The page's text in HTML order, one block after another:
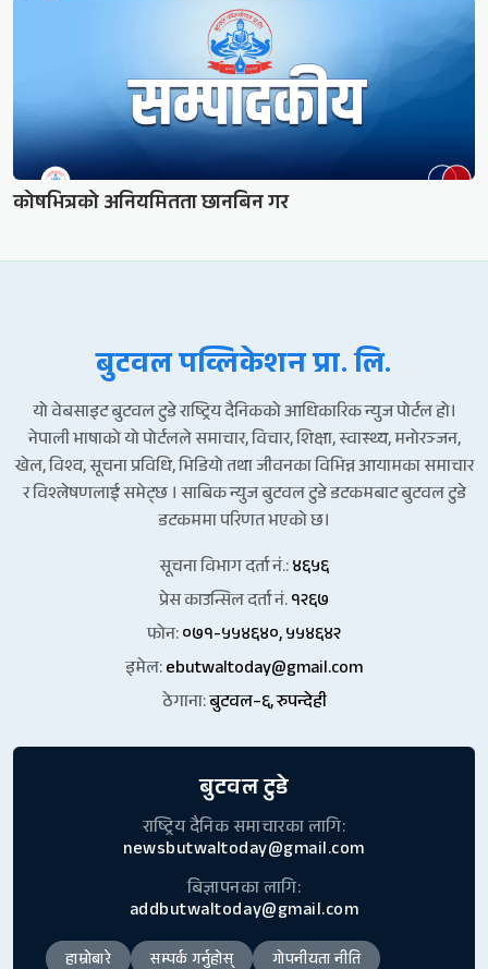
कोषभित्रको अनियमितता छानबिन गर
बुटवल पव्लिकेशन प्रा. लि.
यो वेबसाइट बुटवल टुडे राष्ट्रिय दैनिकको आधिकारिक न्युज पोर्टल हो।
नेपाली भाषाको यो पोर्टलले समाचार, विचार, शिक्षा, स्वास्थ्य, मनोरञ्जन,
खेल, विश्व, सूचना प्रविधि, भिडियो तथा जीवनका विभिन्न आयामका समाचार
र विश्लेषणलाई समेट्छ । साबिक न्युज बुटवल टुडे डटकमबाट बुटवल टुडे
डटकममा परिणत भएको छ।
सूचना विभाग दर्ता नं.:४६५६
प्रेस काउन्सिल दर्ता नं.१२६७
फोन:०७१-५५४६४०, ५५४६४२
इमेल:ebutwaltoday@gmail.com
ठेगाना:बुटवल–६, रुपन्देही
बुटवल टुडे
राष्ट्रिय दैनिक समाचारका लागि:
newsbutwaltoday@gmail.com
बिज्ञापनका लागि:
addbutwaltoday@gmail.com
हाम्रोबारे सम्पर्क गर्नुहोस् गोपनीयता नीति